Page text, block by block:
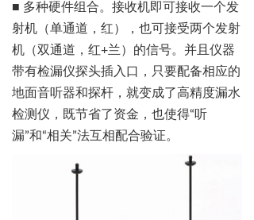
■ 多种硬件组合。接收机即可接收一个发
射机（单通道，红），也可接受两个发射
机（双通道，红+兰）的信号。并且仪器
带有检漏仪探头插入口，只要配备相应的
地面音听器和探杆，就变成了高精度漏水
检测仪，既节省了资金，也使得“听
漏”和“相关”法互相配合验证。